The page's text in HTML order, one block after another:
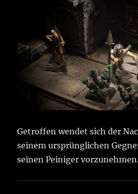
Getroffen wendet sich der
seinem ursprünglichen
seinen Peiniger